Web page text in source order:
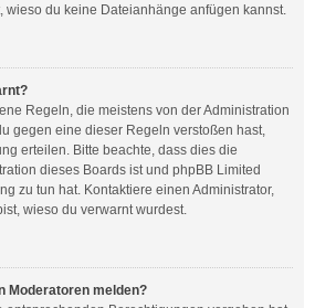
wieso du keine Dateianhänge anfügen kannst.
Regeln, die meistens von der Administration
gegen eine dieser Regeln verstoßen hast,
erteilen. Bitte beachte, dass dies die
dieses Boards ist und phpBB Limited
zu tun hat. Kontaktiere einen Administrator,
wieso du verwarnt wurdest.
Moderatoren melden?